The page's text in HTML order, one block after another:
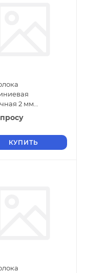
2 мм
ГОСТ 7871-2019
КУПИТЬ